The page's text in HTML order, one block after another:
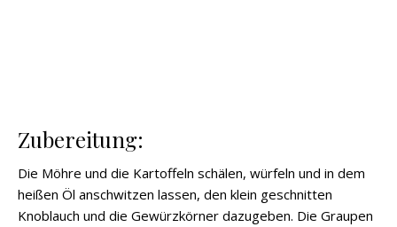
Zubereitung:
Die Möhre und die Kartoffeln schälen, würfeln und in dem
heißen Öl anschwitzen lassen, den klein geschnitten
Knoblauch und die Gewürzkörner dazugeben. Die Graupen